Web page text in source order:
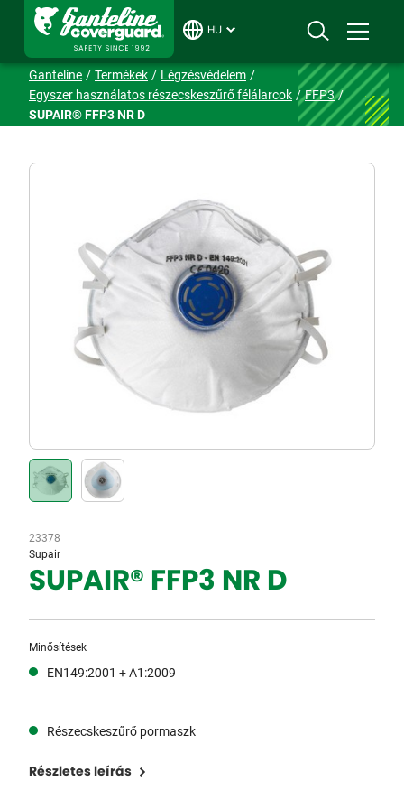
HU
Ganteline Termékek
Légzésvédelem
Egyszer használatos részecskeszűrő félálarcok
FFP3
SUPAIR® FFP3 NR D
23378
Supair
SUPAIR® FFP3 NR D
Minősítések
EN149:2001 + A1:2009
Részecskeszűrő pormaszk
Részletes leírás